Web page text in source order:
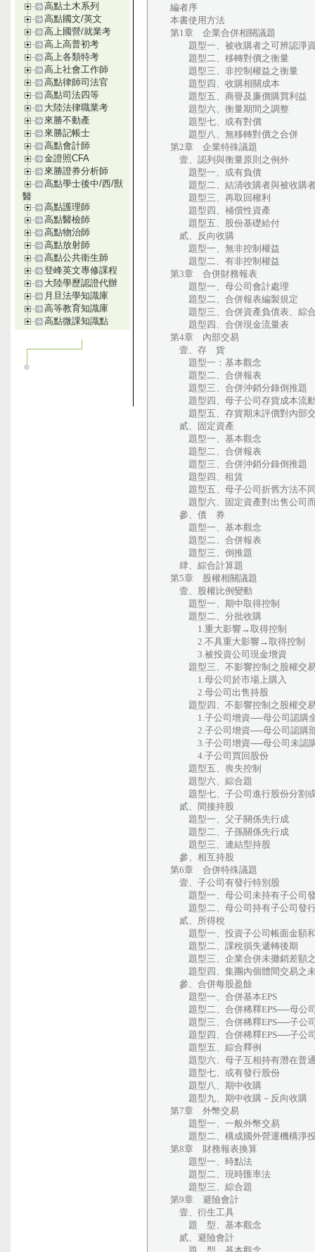
高點土木系列
高點國文/英文
高上國營/就業考
高上高普初考
高上各類特考
高上社會工作師
高點律師司法官
高點司法四等
大陸法律職業考
來勝不動產
來勝記帳士
高點會計師
金證照CFA
來勝證券分析師
高點學士後中/西/獸
醫
高點護理師
高點醫檢師
高點物治師
高點放射師
高點公共衛生師
登峰英文專修課程
大陸學歷認證代辦
月旦法學知識庫
高等教育知識庫
高點微課知識點
編者序
本書使用方法
第1章 企業合併相關議題
題型一、被收購者之可辨認淨
題型二、移轉對價之衡量
題型三、非控制權益之衡量
題型四、收購相關成本
題型五、商譽及廉價購買利益
題型六、衡量期間之調整
題型七、或有對價
題型八、無移轉對價之合併
第2章 企業特殊議題
壹、認列與衡量原則之例外
題型一、或有負債
題型二、結清收購者與被收購者
題型三、再取回權利
題型四、補償性資產
題型五、股份基礎給付
貳、反向收購
題型一、無非控制權益
題型二、有非控制權益
第3章 合併財務報表
題型一、母公司會計處理
題型二、合併報表編製規定
題型三、合併資產負債表、綜
題型四、合併現金流量表
第4章 內部交易
壹、存 貨
題型一：基本觀念
題型二、合併報表
題型三、合併沖銷分錄倒推題
題型四、母子公司存貨成本流
題型五、存貨期末評價對內部
貳、固定資產
題型一、基本觀念
題型二、合併報表
題型三、合併沖銷分錄倒推題
題型四、租賃
題型五、母子公司折舊方法不
題型六、固定資產對出售公司
參、債 券
題型一、基本觀念
題型二、合併報表
題型三、倒推題
肆、綜合計算題
第5章 股權相關議題
壹、股權比例變動
題型一、期中取得控制
題型二、分批收購
1.重大影響→取得控制
2.不具重大影響→取得控制
3.被投資公司現金增資
題型三、不影響控制之股權交
1.母公司於市場上購入
2.母公司出售持股
題型四、不影響控制之股權交
1.子公司增資──母公司認購
2.子公司增資──母公司認購
3.子公司增資──母公司未認
4.子公司買回股份
題型五、喪失控制
題型六、綜合題
題型七、子公司進行股份分割
貳、間接持股
題型一、父子關係先行成
題型二、子孫關係先行成
題型三、連結型持股
參、相互持股
第6章 合併特殊議題
壹、子公司有發行特別股
題型一、母公司未持有子公司
題型二、母公司持有子公司發
貳、所得稅
題型一、投資子公司帳面金額和
題型二、課稅損失遞轉後期
題型三、企業合併未攤銷差額
題型四、集團內個體間交易之未
參、合併每股盈餘
題型一、合併基本EPS
題型二、合併稀釋EPS──母公
題型三、合併稀釋EPS──子公
題型四、合併稀釋EPS──子公
題型五、綜合釋例
題型六、母子互相持有潛在普
題型七、或有發行股份
題型八、期中收購
題型九、期中收購－反向收購
第7章 外幣交易
題型一、一般外幣交易
題型二、構成國外營運機構淨投
第8章 財務報表換算
題型一、時點法
題型二、現時匯率法
題型三、綜合題
第9章 避險會計
壹、衍生工具
題 型、基本觀念
貳、避險會計